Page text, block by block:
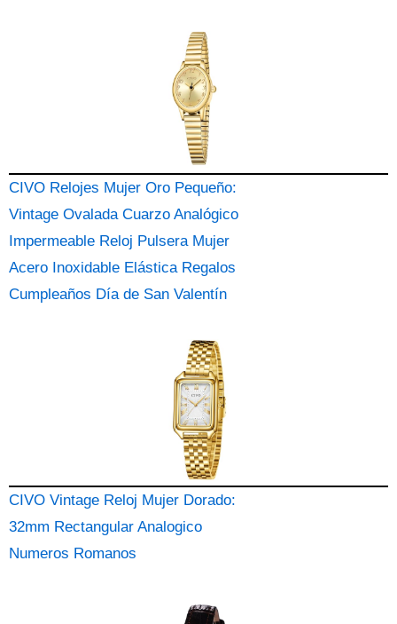
CIVO Relojes Mujer Oro Pequeño:
Vintage Ovalada Cuarzo Analógico
Impermeable Reloj Pulsera Mujer
Acero Inoxidable Elástica Regalos
Cumpleaños Día de San Valentín
CIVO Vintage Reloj Mujer Dorado:
32mm Rectangular Analogico
Numeros Romanos